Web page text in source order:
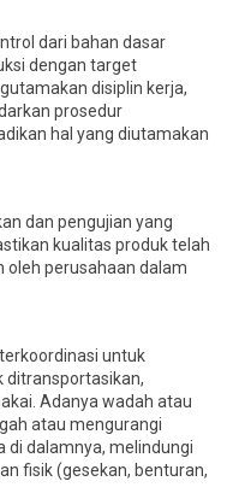
dari bahan dasar
dengan target
disiplin kerja,
prosedur
hal yang diutamakan
dan pengujian yang
kualitas produk telah
oleh perusahaan dalam
untuk
ditransportasikan,
Adanya wadah atau
atau mengurangi
di dalamnya, melindungi
fisik (gesekan, benturan,